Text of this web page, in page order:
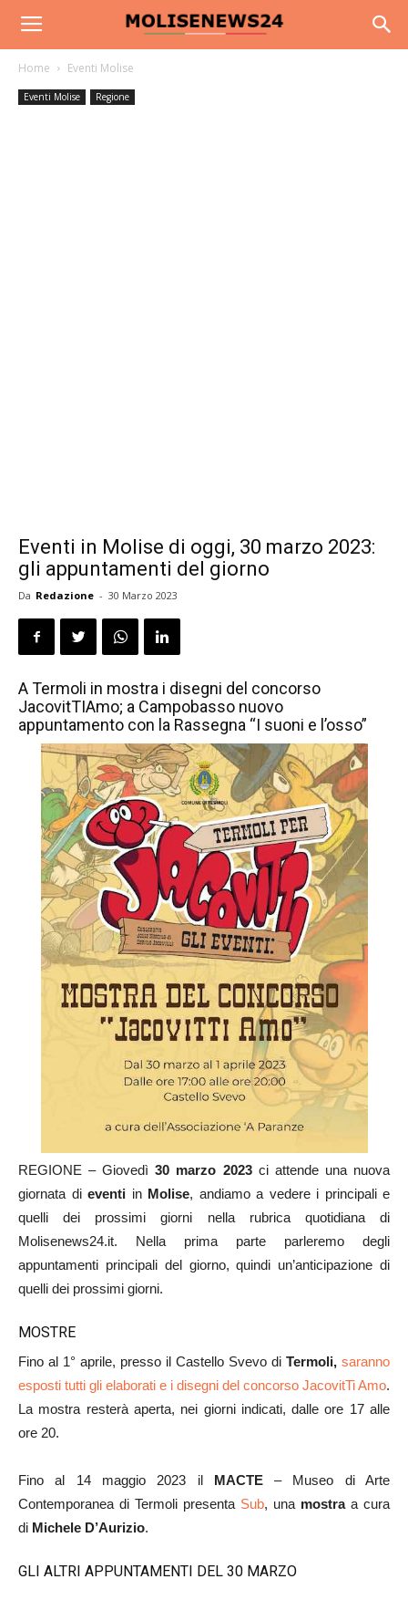
Home Eventi Molise
Eventi Molise Regione
Eventi in Molise di oggi, 30 marzo 2023:
gli appuntamenti del giorno
Da Redazione - 30 Marzo 2023
A Termoli in mostra i disegni del concorso
JacovitTIAmo; a Campobasso nuovo
appuntamento con la Rassegna “I suoni e l’osso”
REGIONE – Giovedì30 marzo 2023ci attende una nuova
giornata di eventi in Molise, andiamo a vedere i principali e
quelli dei prossimi giorni nella rubrica quotidiana di
Molisenews24.it. Nella prima parte parleremo degli
appuntamenti principali del giorno, quindi un’anticipazione di
quelli dei prossimi giorni.
MOSTRE
Fino al 1° aprile, presso il Castello Svevo di Termoli, saranno
esposti tutti gli elaborati e i disegni del concorso JacovitTi Amo.
La mostra resterà aperta, nei giorni indicati, dalle ore 17 alle
ore 20.
Fino al 14 maggio 2023 il MACTE– Museo di Arte
Contemporanea di Termoli presenta Sub, una mostraa cura
di Michele D’Aurizio.
GLI ALTRI APPUNTAMENTI DEL 30 MARZO